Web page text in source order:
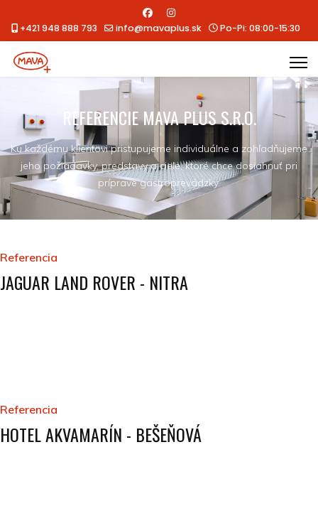
+421 948 888 793 info@mavaplus.sk Po-Pi: 08:00-15:30
REFERENCIE MAVA PLUS S.R.O.
Ku každému klientovi pristupujeme individuálne a zohľadňujeme
jeho požiadavky, predstavy a ciele, ktoré chce dosiahnuť pri
príprave gastroprevádzky.
Referencia
JAGUAR LAND ROVER - NITRA
Referencia
HOTEL AKVAMARÍN - BEŠEŇOVÁ